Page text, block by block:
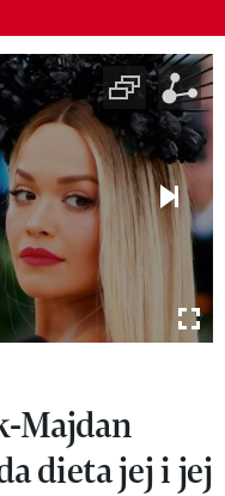
Majdan
dieta jej i jej